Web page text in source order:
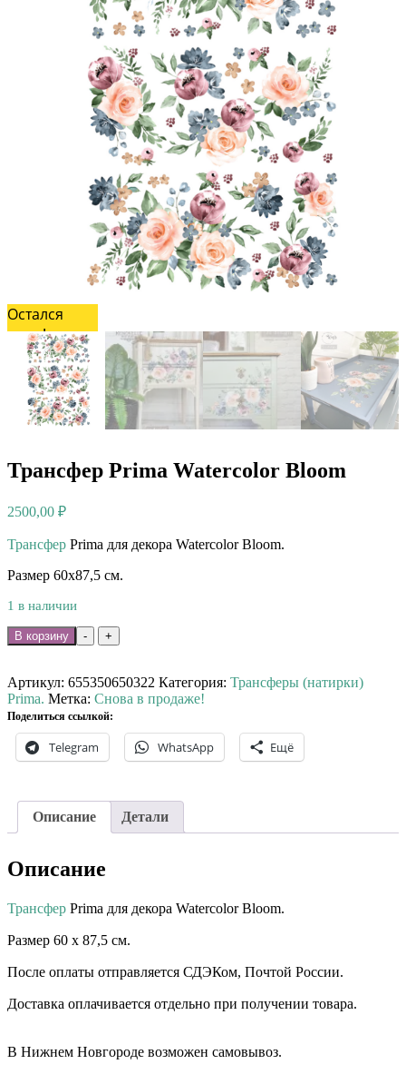
Остался
один!
Трансфер Prima Watercolor Bloom
2500,00 ₽
Трансфер Prima для декора Watercolor Bloom.⠀
Размер 60х87,5 см.
1 в наличии
-
Количество
товара
Prima
Watercolor
Bloom
+
В корзину
Артикул: 655350650322 Категория: Трансферы (натирки)
Prima. Метка: Снова в продаже!
Поделиться ссылкой:
Telegram WhatsApp Ещё
Описание Детали
Описание
Трансфер Prima для декора Watercolor Bloom.⠀
Размер 60 х 87,5 см. ⠀⠀ ⠀⠀
После оплаты отправляется СДЭКом, Почтой России. ⠀⠀
Доставка оплачивается отдельно при получении товара. ⠀⠀
В Нижнем Новгороде возможен самовывоз.